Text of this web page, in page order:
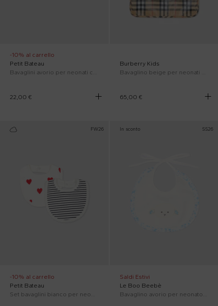
-10% al carrello
Petit Bateau
Bavaglini avorio per neonati con balene
22,00 €
Burberry Kids
Bavaglino beige per neonati con check vintage
65,00 €
FW26
-10% al carrello
Petit Bateau
Set bavaglini bianco per neonati con cuori e righe blu
In sconto SS26
Saldi Estivi
Le Boo Beebè
Bavaglino avorio per neonato con agnellino Olive